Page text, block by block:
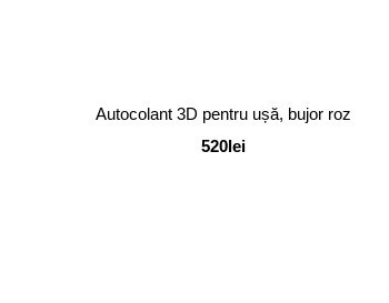
Autocolant 3D pentru ușă, bujor roz
520lei